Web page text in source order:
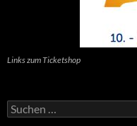
Links zum Ticketshop
Suchen
nach: